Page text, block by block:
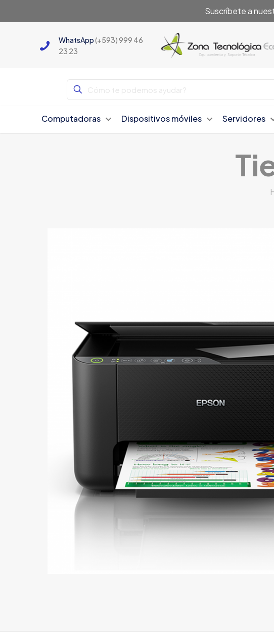
Suscríbete a
WhatsApp(+593) 999 46
23 23
Computadoras Dispositivos móviles Servidores